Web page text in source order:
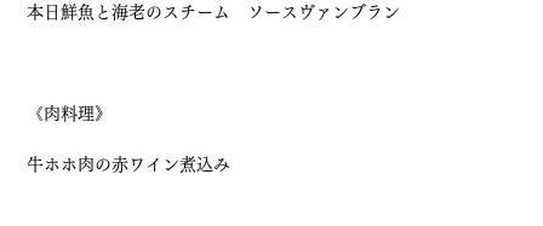
本日鮮魚と海老のスチーム　ソースヴァンブラン
《肉料理》
牛ホホ肉の赤ワイン煮込み